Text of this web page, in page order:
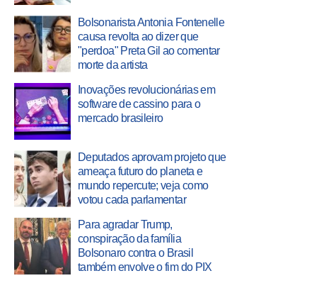
Bolsonarista Antonia Fontenelle
causa revolta ao dizer que
"perdoa" Preta Gil ao comentar
morte da artista
Inovações revolucionárias em
software de cassino para o
mercado brasileiro
Deputados aprovam projeto que
ameaça futuro do planeta e
mundo repercute; veja como
votou cada parlamentar
Para agradar Trump,
conspiração da família
Bolsonaro contra o Brasil
também envolve o fim do PIX